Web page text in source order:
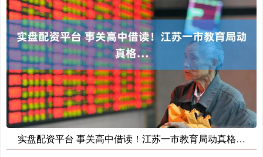
实盘配资平台 事关高中借读！江苏一市教育局动真格…